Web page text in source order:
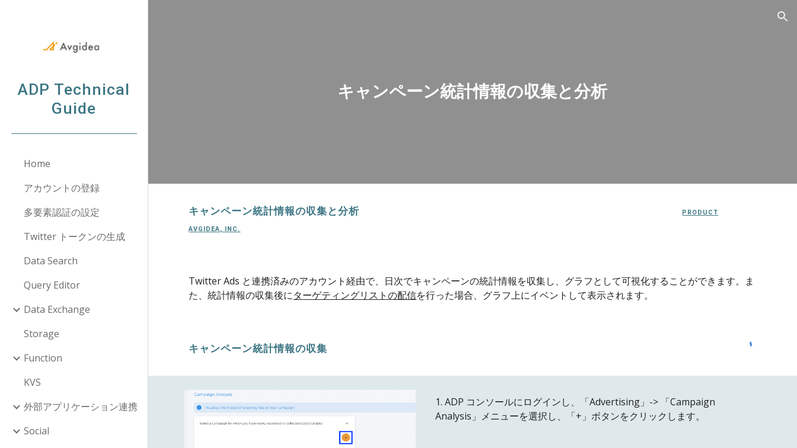
ADP Technical
Guide
Home
アカウントの登録
多要素認証の設定
Twitter トークンの生成
Data Search
Query Editor
Data Exchange
Storage
Function
KVS
外部アプリケーション連携
Social
キャンペーン統計情報の収集と分析
キャンペーン統計情報の収集と分析 PRODUCT
AVGIDEA, INC.
Twitter Ads と連携済みのアカウント経由で、日次でキャンペーンの統計情報を収集し、グラフとして可視化することができます。
ま
た、統計情報の収集後にターゲティングリストの配信を行った場合、グラフ上にイベントして表示されます。
キャンペーン統計情報の収集
1. ADP コンソールにログインし、「Advertising」-> 「Campaign
Analysis 」メニューを選択し、「+」ボタンをクリックします。